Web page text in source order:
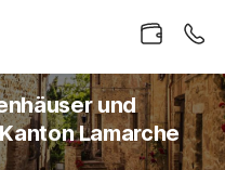
und
Lamarche